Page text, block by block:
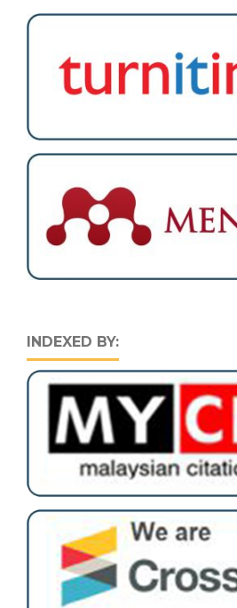
INDEXED BY: